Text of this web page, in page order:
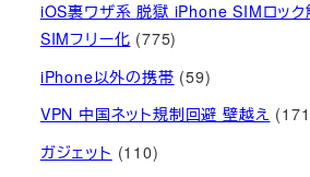
iOS裏ワザ系 脱獄 iPhone SIMロック
SIMフリー化 (775)
iPhone以外の携帯 (59)
VPN 中国ネット規制回避 壁越え
ガジェット (110)